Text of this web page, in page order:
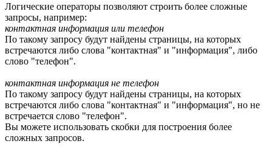
Логические операторы позволяют строить более сложные
запросы, например:
контактная информация или телефон
По такому запросу будут найдены страницы, на которых
встречаются либо слова "контактная" и "информация", либо
слово "телефон".
контактная информация не телефон
По такому запросу будут найдены страницы, на которых
встречаются либо слова "контактная" и "информация", но не
встречается слово "телефон".
Вы можете использовать скобки для построения более
сложных запросов.